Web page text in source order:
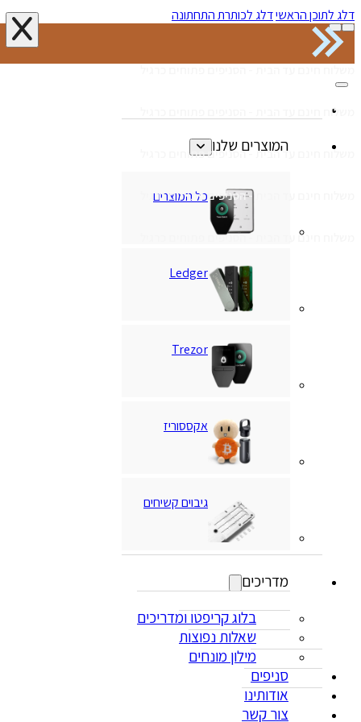
דלג לתוכן הראשידלג לכותרת התחתונה
משלוח חינם עד הבית - הסניפים פתוחים כרגיל
משלוח חינם עד הבית - הסניפים פתוחים כרגיל
משלוח חינם עד הבית - הסניפים פתוחים כרגיל
משלוח חינם עד הבית - הסניפים פתוחים כרגיל
המוצרים שלנו
כל המוצרים
Ledger
Trezor
אקססוריז
גיבוים קשיחים
מדריכים
בלוג קריפטו ומדריכים
שאלות נפוצות
מילון מונחים
סניפים
אודותינו
צור קשר